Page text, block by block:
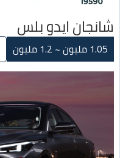
شانجان ايدو بلس
1.05 مليون ~ 1.2 مليون